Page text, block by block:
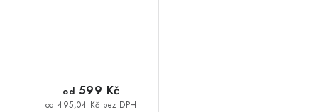
od 495,04 Kč bez DPH
od 599 Kč